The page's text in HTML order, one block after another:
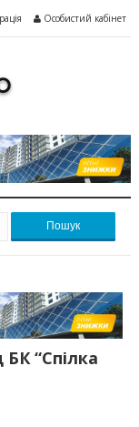
Особистий кабінет
Пошук
БК “Спілка